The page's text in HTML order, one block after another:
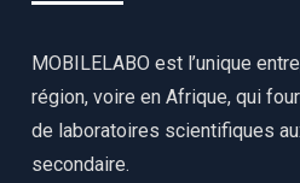
MOBILELABO est l’unique
région, voire en Afrique, qui
de laboratoires scientifiques
secondaire.